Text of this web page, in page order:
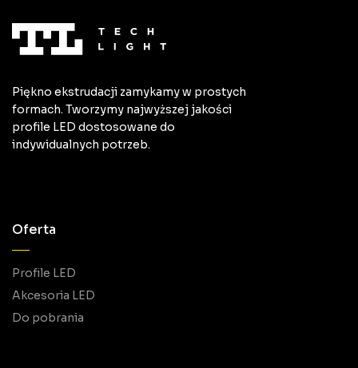
Piękno ekstrudacji zamykamy w prostych
formach. Tworzymy najwyższej jakości
profile LED dostosowane do
indywidualnych potrzeb.
Oferta
Profile LED
Akcesoria LED
Do pobrania